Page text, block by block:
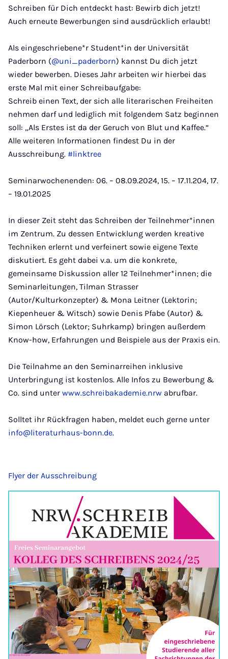
Schreiben für Dich entdeckt hast: Bewirb dich jetzt!
Auch erneute Bewerbungen sind ausdrücklich erlaubt!
Als eingeschriebene*r Student*in der Universität
Paderborn (@uni_paderborn) kannst Du dich jetzt
wieder bewerben. Dieses Jahr arbeiten wir hierbei das
erste Mal mit einer Schreibaufgabe:
Schreib einen Text, der sich alle literarischen Freiheiten
nehmen darf und lediglich mit folgendem Satz beginnen
soll: „Als Erstes ist da der Geruch von Blut und Kaffee.“
Alle weiteren Informationen findest Du in der
Ausschreibung. #linktree
Seminarwochenenden: 06. – 08.09.2024, 15. – 17.11.204, 17.
– 19.01.2025
In dieser Zeit steht das Schreiben der Teilnehmer*innen
im Zentrum. Zu dessen Entwicklung werden kreative
Techniken erlernt und verfeinert sowie eigene Texte
diskutiert. Es geht dabei v.a. um die konkrete,
gemeinsame Diskussion aller 12 Teilnehmer*innen; die
Seminarleitungen, Tilman Strasser
(Autor/Kulturkonzepter) & Mona Leitner (Lektorin;
Kiepenheuer & Witsch) sowie Denis Pfabe (Autor) &
Simon Lörsch (Lektor; Suhrkamp) bringen außerdem
Know-how, Erfahrungen und Beispiele aus der Praxis ein.
Die Teilnahme an den Seminarreihen inklusive
Unterbringung ist kostenlos. Alle Infos zu Bewerbung &
Co. sind unter www.schreibakademie.nrw abrufbar.
Solltet ihr Rückfragen haben, meldet euch gerne unter
info@literaturhaus-bonn.de.
Flyer der Ausschreibung